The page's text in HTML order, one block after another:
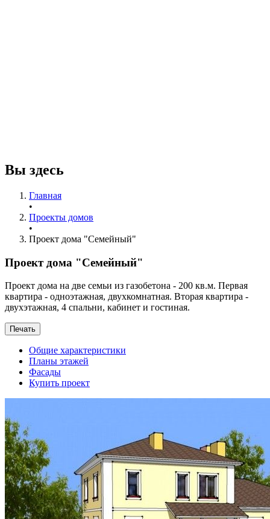
Вы здесь
Главная
•
Проекты домов
•
Проект дома "Семейный"
Проект дома "Семейный"
Проект дома на две семьи из газобетона - 200 кв.м. Первая
квартира - одноэтажная, двухкомнатная. Вторая квартира -
двухэтажная, 4 спальни, кабинет и гостиная.
Общие характеристики
Планы этажей
Фасады
Купить проект